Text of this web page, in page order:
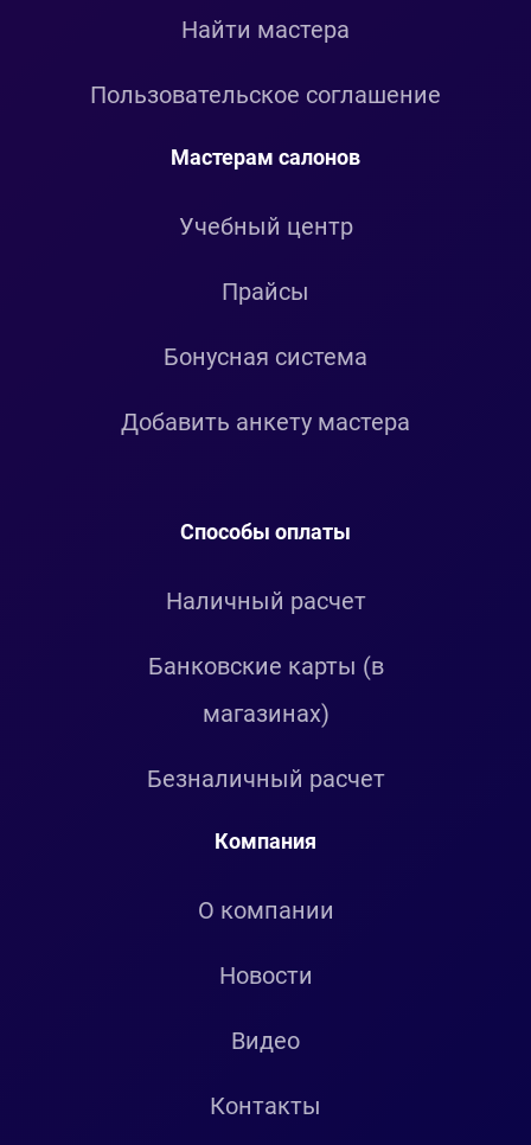
Найти мастера
Пользовательское соглашение
Мастерам салонов
Учебный центр
Прайсы
Бонусная система
Добавить анкету мастера
Способы оплаты
Наличный расчет
Банковские карты (в
магазинах)
Безналичный расчет
Компания
О компании
Новости
Видео
Контакты